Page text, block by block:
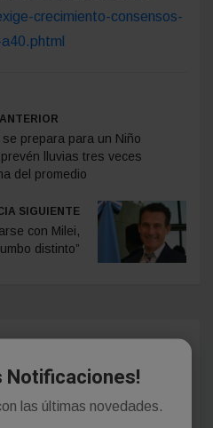
crecimiento-consensos-
prepara para un Niño
lluvias tres veces
del promedio
SIGUIENTE
con Milei,
distinto”
Notificaciones!
las últimas novedades.